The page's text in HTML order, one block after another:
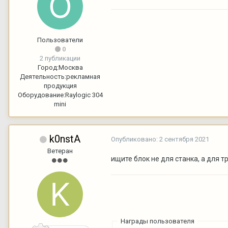
Пользователи
0
2 публикации
Город:Москва
Деятельность:рекламная
продукция
Оборудование:Raylogic 304
mini
k0nstA
Ветеран
Опубликовано: 2 сентября 2021
ищите блок не для станка, а для
Награды пользователя